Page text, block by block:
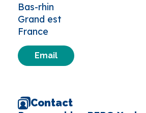
Bas-rhin
Grand est
France
Email
Contact